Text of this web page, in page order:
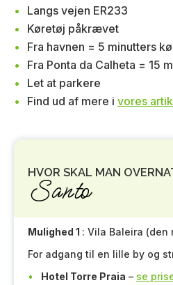
Langs vejen ER233
Køretøj påkrævet
Fra havnen = 5 minutters
Fra Ponta da Calheta = 15
Let at parkere
Find ud af mere i vores
HVOR SKAL MAN
Santo
Mulighed 1 : Vila Baleira (den
For adgang til en lille by og
Hotel Torre Praia – se